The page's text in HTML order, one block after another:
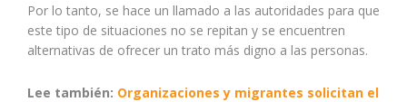
Por lo tanto, se hace un llamado a las autoridades para que
este tipo de situaciones no se repitan y se encuentren
alternativas de ofrecer un trato más digno a las personas.
Lee también: Organizaciones y migrantes solicitan el